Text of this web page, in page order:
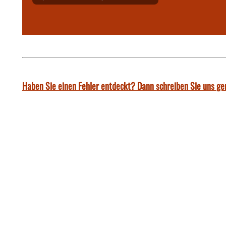
Haben Sie einen Fehler entdeckt? Dann schreiben Sie uns